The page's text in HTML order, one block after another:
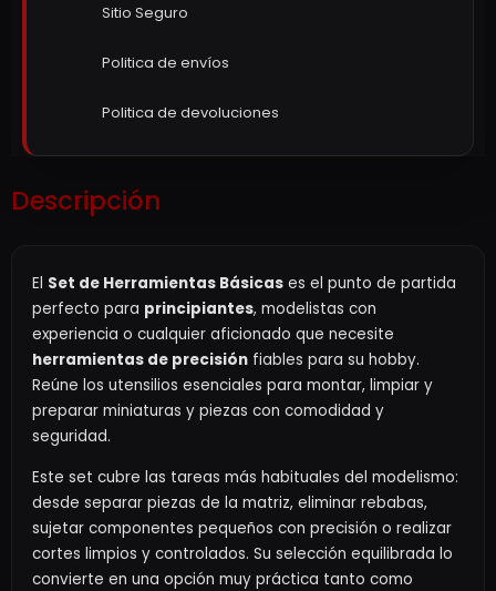
Sitio Seguro
Politica de envíos
Politica de devoluciones
Descripción
El Set de Herramientas Básicas es el punto de partida
perfecto para principiantes, modelistas con
experiencia o cualquier aficionado que necesite
herramientas de precisión fiables para su hobby.
Reúne los utensilios esenciales para montar, limpiar y
preparar miniaturas y piezas con comodidad y
seguridad.
Este set cubre las tareas más habituales del modelismo:
desde separar piezas de la matriz, eliminar rebabas,
sujetar componentes pequeños con precisión o realizar
cortes limpios y controlados. Su selección equilibrada lo
convierte en una opción muy práctica tanto como